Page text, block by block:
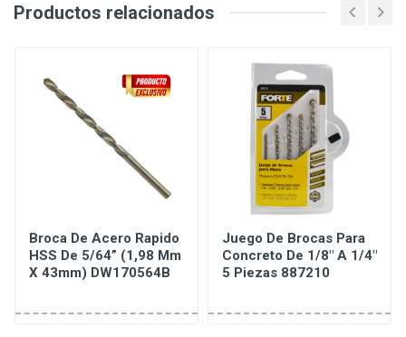
Productos relacionados
Broca De Acero Rapido
HSS De 5/64” (1,98 Mm
X 43mm) DW170564B
Juego De Brocas Para
Concreto De 1/8" A 1/4"
5 Piezas 887210